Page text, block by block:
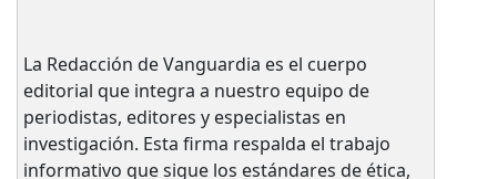
La Redacción de Vanguardia es el cuerpo
editorial que integra a nuestro equipo de
periodistas, editores y especialistas en
investigación. Esta firma respalda el trabajo
informativo que sigue los estándares de ética,